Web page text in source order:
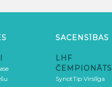
SACENSĪBAS
LHF
ČEMPIONĀTS
SynotTip Virslīga